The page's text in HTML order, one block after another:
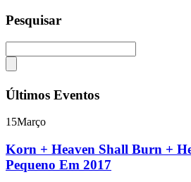
Pesquisar
Últimos Eventos
15Março
Korn + Heaven Shall Burn +
Pequeno Em 2017